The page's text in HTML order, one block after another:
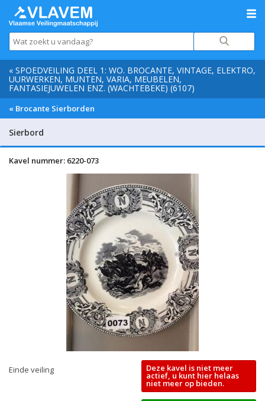
« SPOEDVEILING DEEL 1: WO. BROCANTE, VINTAGE, ELEKTRO,
UURWERKEN, MUNTEN, VARIA, MEUBELEN,
FANTASIEJUWELEN ENZ. (WACHTEBEKE) (6107)
« Brocante Sierborden
Sierbord
Kavel nummer: 6220-073
Einde veiling Deze kavel is niet meer
actief, u kunt hier helaas
niet meer op bieden.